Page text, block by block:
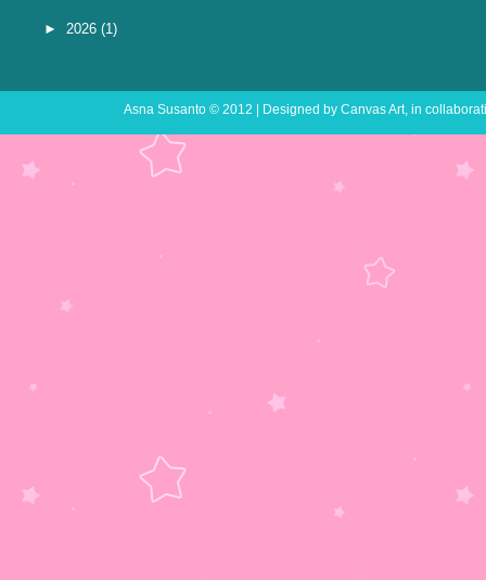
► 2026 (1)
Asna Susanto© 2012 | Designed by Canvas Art, in